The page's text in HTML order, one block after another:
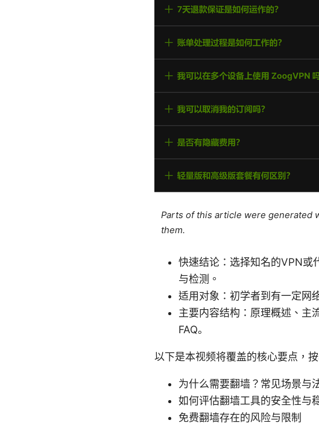
Parts of this article were generated
them.
快速结论：选择知名的VPN或
与检测。
适用对象：初学者到有一定网
主要内容结构：原理概述、主
FAQ。
以下是本视频将覆盖的核心要点，
为什么需要翻墙？常见场景与
如何评估翻墙工具的安全性与
免费翻墙存在的风险与限制